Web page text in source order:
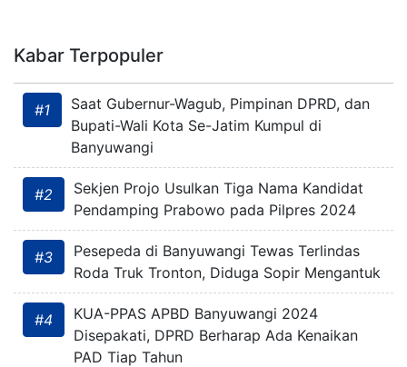
Kabar Terpopuler
#1
Saat Gubernur-Wagub, Pimpinan DPRD, dan
Bupati-Wali Kota Se-Jatim Kumpul di
Banyuwangi
#2
Sekjen Projo Usulkan Tiga Nama Kandidat
Pendamping Prabowo pada Pilpres 2024
#3
Pesepeda di Banyuwangi Tewas Terlindas
Roda Truk Tronton, Diduga Sopir Mengantuk
#4
KUA-PPAS APBD Banyuwangi 2024
Disepakati, DPRD Berharap Ada Kenaikan
PAD Tiap Tahun